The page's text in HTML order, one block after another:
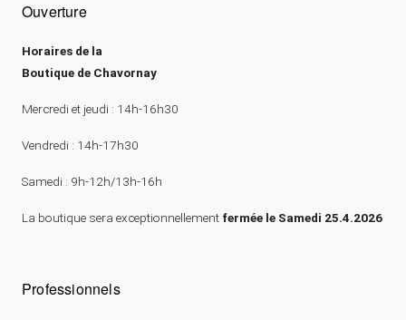
Ouverture
Horaires de la
Boutique de Chavornay
Mercredi et jeudi : 14h-16h30
Vendredi : 14h-17h30
Samedi : 9h-12h/13h-16h
La boutique sera exceptionnellement fermée le Samedi 25.4.2026
Professionnels